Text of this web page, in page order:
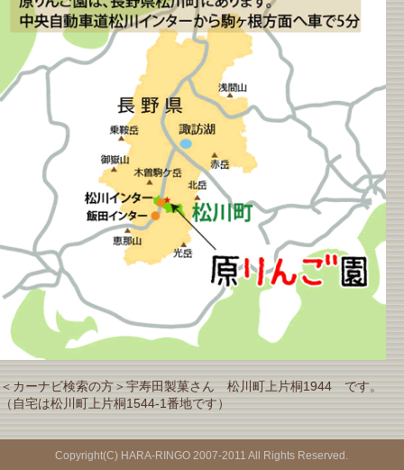
＜カーナビ検索の方＞宇寿田製菓さん 松川町上片桐1944 です。
（自宅は松川町上片桐1544-1番地です）
Copyright(C) HARA-RINGO 2007-2011 All Rights Reserved.